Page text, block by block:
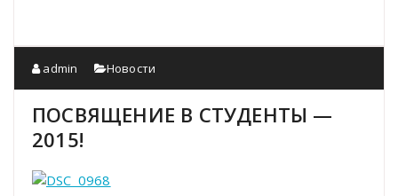
admin Новости
ПОСВЯЩЕНИЕ В СТУДЕНТЫ —
2015!